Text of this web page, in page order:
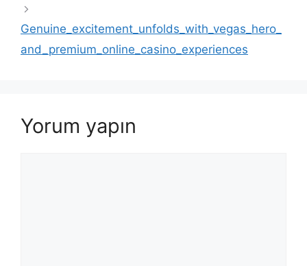
Genuine_excitement_unfolds_with_vegas_hero_
and_premium_online_casino_experiences
Yorum yapın